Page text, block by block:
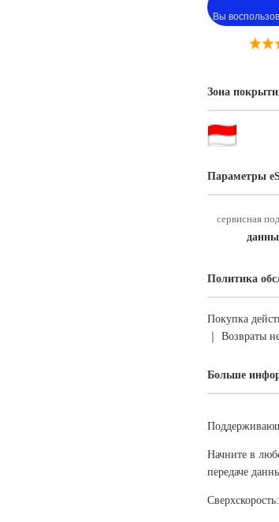
Вы
Зона
Параметры
сервисная
Политика
Покупка
｜ Возвраты
Больше
Начните в
передаче